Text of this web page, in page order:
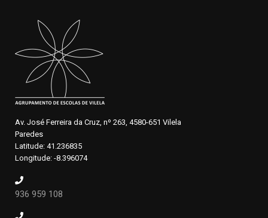
Av. José Ferreira da Cruz, nº 263, 4580-651 Vilela
Paredes
Latitude: 41.236835
Longitude: -8.396074
936 959 108